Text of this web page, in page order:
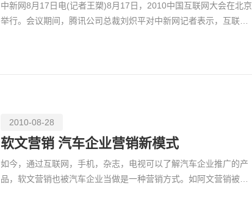
中新网8月17日电(记者王槊)8月17日，2010中国互联网大会在北京
举行。会议期间，腾讯公司总裁刘炽平对中新网记者表示，互联网
2010-08-28
软文营销 汽车企业营销新模式
如今，通过互联网，手机，杂志，电视可以了解汽车企业推广的产
品，软文营销也被汽车企业当做是一种营销方式。如阿文营销被看